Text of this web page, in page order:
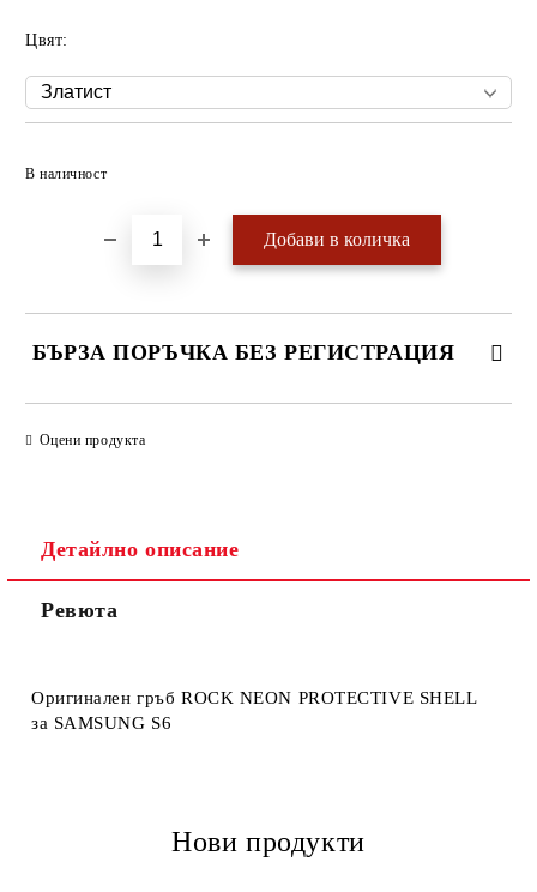
Цвят:
В наличност
БЪРЗА ПОРЪЧКА БЕЗ РЕГИСТРАЦИЯ
Оцени продукта
Детайлно описание
Ревюта
Оригинален гръб ROCK NEON PROTECTIVE SHELL
за SAMSUNG S6
Нови продукти